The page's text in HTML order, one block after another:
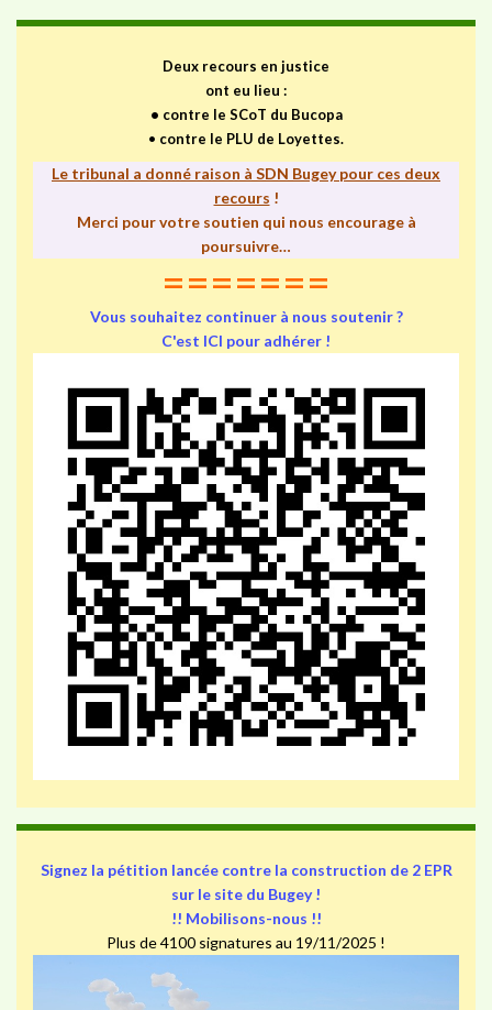
Deux recours en justice
ont eu lieu :
• contre le SCoT du Bucopa
• contre le PLU de Loyettes.
Le tribunal a donné raison à SDN Bugey pour ces deux
recours !
Merci pour votre soutien qui nous encourage à
poursuivre…
=======
Vous souhaitez continuer à nous soutenir ?
C'est ICI pour adhérer !
Signez la pétition lancée contre la construction de 2 EPR
sur le site du Bugey !
!! Mobilisons-nous !!
Plus de 4100 signatures au 19/11/2025 !